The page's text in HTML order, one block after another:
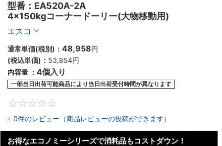
型番：EA520A-2A
4×150kgコーナードーリー(大物移動用)
エスコ
通常単価(税別)： 48,958円
(税込単価)： 53,854円
内容量 ： 4個入り
一部当日出荷可能商品により当日出荷受付時間が異なります
0件のレビュー（商品レビューの投稿ができます）
お得なエコノミーシリーズで消耗品もコストダウン！